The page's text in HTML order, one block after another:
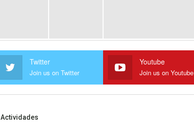
Twitter
Join us on Twitter
Youtube
Join us on Youtube
Actividades